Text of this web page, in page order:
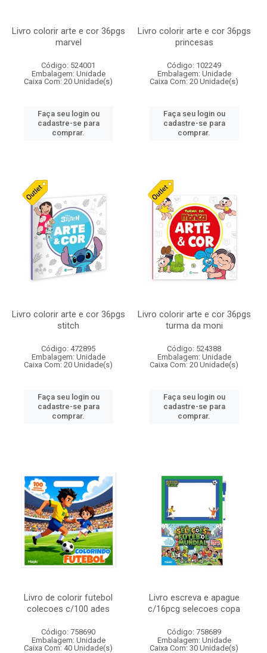
Livro colorir arte e cor 36pgs
marvel
Código: 524001
Embalagem: Unidade
Caixa Com: 20 Unidade(s)
Faça seu login ou
cadastre-se para
comprar.
Livro colorir arte e cor 36pgs
princesas
Código: 102249
Embalagem: Unidade
Caixa Com: 20 Unidade(s)
Faça seu login ou
cadastre-se para
comprar.
Livro colorir arte e cor 36pgs
stitch
Código: 472895
Embalagem: Unidade
Caixa Com: 20 Unidade(s)
Faça seu login ou
cadastre-se para
comprar.
Livro colorir arte e cor 36pgs
turma da moni
Código: 524388
Embalagem: Unidade
Caixa Com: 20 Unidade(s)
Faça seu login ou
cadastre-se para
comprar.
Livro de colorir futebol
colecoes c/100 ades
Código: 758690
Embalagem: Unidade
Caixa Com: 40 Unidade(s)
Livro escreva e apague
c/16pcg selecoes copa
Código: 758689
Embalagem: Unidade
Caixa Com: 30 Unidade(s)